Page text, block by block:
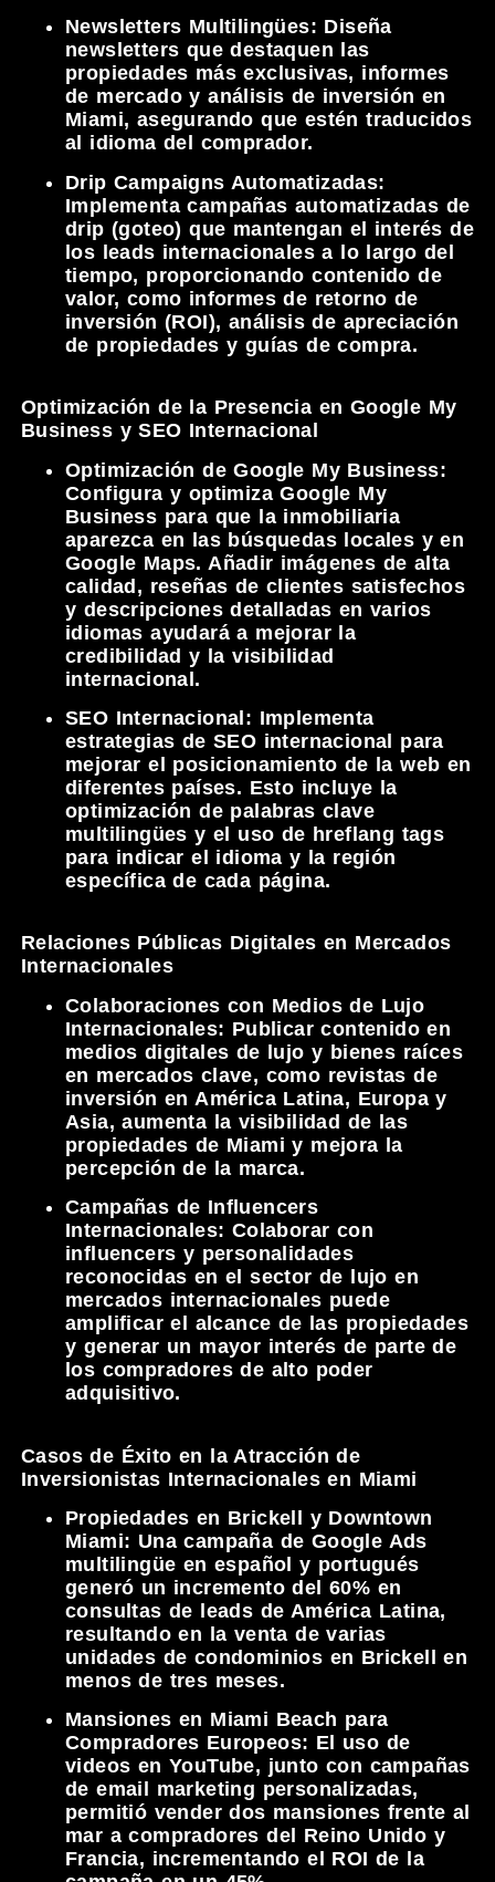
Newsletters Multilingües: Diseña
newsletters que destaquen las
propiedades más exclusivas, informes
de mercado y análisis de inversión en
Miami, asegurando que estén traducidos
al idioma del comprador.
Drip Campaigns Automatizadas:
Implementa campañas automatizadas de
drip (goteo) que mantengan el interés de
los leads internacionales a lo largo del
tiempo, proporcionando contenido de
valor, como informes de retorno de
inversión (ROI), análisis de apreciación
de propiedades y guías de compra.
Optimización de la Presencia en Google My
Business y SEO Internacional
Optimización de Google My Business:
Configura y optimiza Google My
Business para que la inmobiliaria
aparezca en las búsquedas locales y en
Google Maps. Añadir imágenes de alta
calidad, reseñas de clientes satisfechos
y descripciones detalladas en varios
idiomas ayudará a mejorar la
credibilidad y la visibilidad
internacional.
SEO Internacional: Implementa
estrategias de SEO internacional para
mejorar el posicionamiento de la web en
diferentes países. Esto incluye la
optimización de palabras clave
multilingües y el uso de hreflang tags
para indicar el idioma y la región
específica de cada página.
Relaciones Públicas Digitales en Mercados
Internacionales
Colaboraciones con Medios de Lujo
Internacionales: Publicar contenido en
medios digitales de lujo y bienes raíces
en mercados clave, como revistas de
inversión en América Latina, Europa y
Asia, aumenta la visibilidad de las
propiedades de Miami y mejora la
percepción de la marca.
Campañas de Influencers
Internacionales: Colaborar con
influencers y personalidades
reconocidas en el sector de lujo en
mercados internacionales puede
amplificar el alcance de las propiedades
y generar un mayor interés de parte de
los compradores de alto poder
adquisitivo.
Casos de Éxito en la Atracción de
Inversionistas Internacionales en Miami
Propiedades en Brickell y Downtown
Miami: Una campaña de Google Ads
multilingüe en español y portugués
generó un incremento del 60% en
consultas de leads de América Latina,
resultando en la venta de varias
unidades de condominios en Brickell en
menos de tres meses.
Mansiones en Miami Beach para
Compradores Europeos: El uso de
videos en YouTube, junto con campañas
de email marketing personalizadas,
permitió vender dos mansiones frente al
mar a compradores del Reino Unido y
Francia, incrementando el ROI de la